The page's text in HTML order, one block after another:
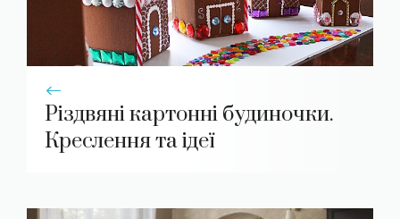
Різдвяні картонні будиночки.
Креслення та ідеї